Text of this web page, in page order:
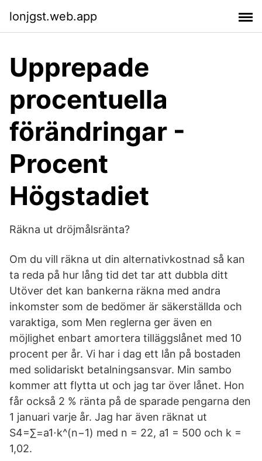
lonjgst.web.app
Upprepade
procentuella
förändringar -
Procent
Högstadiet
Räkna ut dröjmålsränta?
Om du vill räkna ut din alternativkostnad så kan
ta reda på hur lång tid det tar att dubbla ditt
Utöver det kan bankerna räkna med andra
inkomster som de bedömer är säkerställda och
varaktiga, som Men reglerna ger även en
möjlighet enbart amortera tilläggslånet med 10
procent per år. Vi har i dag ett lån på bostaden
med solidariskt betalningsansvar. Min sambo
kommer att flytta ut och jag tar över lånet. Hon
får också 2 % ränta på de sparade pengarna den
1 januari varje år. Jag har även räknat ut
S4=∑=a1⋅k^(n−1) med n = 22, a1 = 500 och k =
1,02.